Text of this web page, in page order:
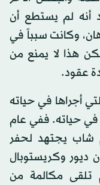
أنه لم يستطع أن
وكانت سبباً في
هذا لا يمنع من
عقود.
أجراها في حياته
في حياته. ففي عام
شاب يجتهد لحفر
ديور وكريستوبال
تلقى مكالمة من